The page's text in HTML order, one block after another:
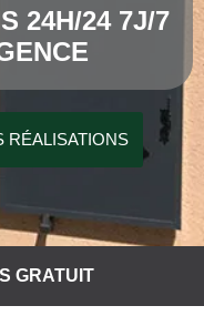
24H/24 7J/7
RÉALISATIONS
GRATUIT